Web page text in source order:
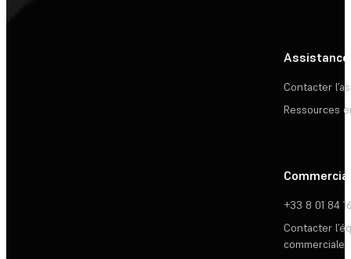
Assistance
Contacter
Ressources
Commercial
+33 8 01 84
Contacter
commerciale